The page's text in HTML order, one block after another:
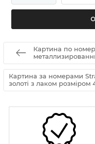
Картина по
Картина за номерами
золоті з лаком розміром